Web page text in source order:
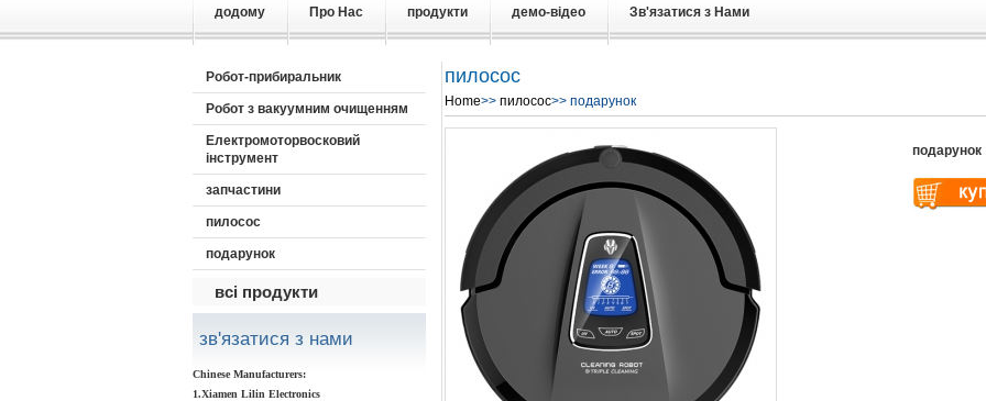
додому Про Нас продукти демо-відео Зв'язатися з Нами
Робот-прибиральник
Робот з вакуумним очищенням
Електромоторвосковий
інструмент
запчастини
пилосос
подарунок
всі продукти
зв'язатися з нами
Chinese Manufacturers:
1.Xiamen Lilin Electronics
пилосос
Home>> пилосос>> подарунок
подарунок